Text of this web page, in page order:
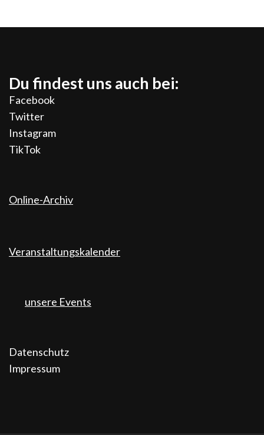
Du findest uns auch bei:
Facebook
Twitter
Instagram
TikTok
Online-Archiv
Veranstaltungskalender
unsere Events
Datenschutz
Impressum